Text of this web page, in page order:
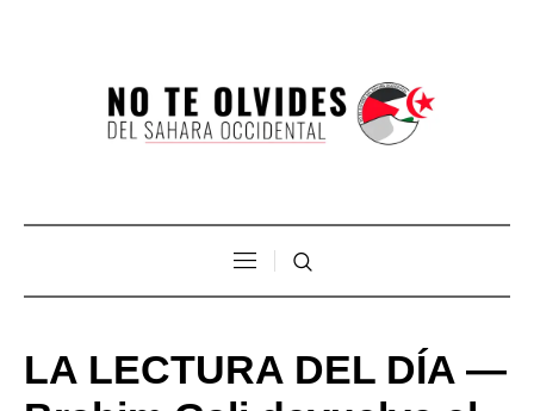
LA LECTURA DEL DÍA —